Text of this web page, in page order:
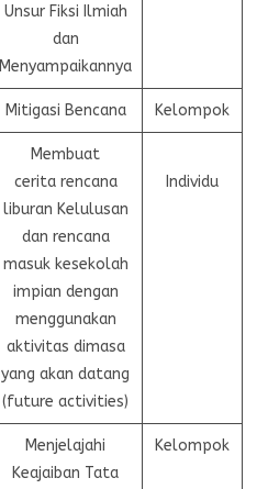
Unsur Fiksi Ilmiah
dan
Menyampaikannya
Mitigasi Bencana Kelompok
Membuat
cerita rencana
liburan Kelulusan
dan rencana
masuk kesekolah
impian dengan
menggunakan
aktivitas dimasa
yang akan datang
(future activities)
Individu
Menjelajahi
Keajaiban Tata
Kelompok